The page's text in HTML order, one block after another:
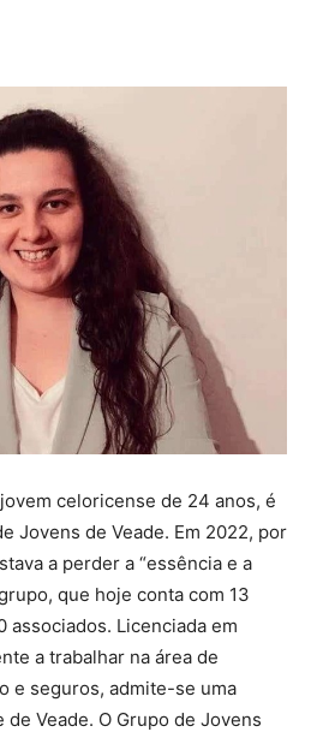
celoricense de 24 anos, é
Jovens de Veade. Em 2022, por
a perder a “essência e a
que hoje conta com 13
associados. Licenciada em
a trabalhar na área de
e seguros, admite-se uma
Veade. O Grupo de Jovens